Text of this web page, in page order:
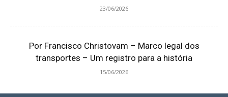
23/06/2026
Por Francisco Christovam – Marco legal dos
transportes – Um registro para a história
15/06/2026